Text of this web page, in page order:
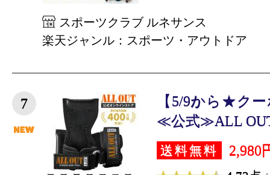
スポーツクラブ ルネサンス
楽天ジャンル：スポーツ・アウトドア
7
【5/9から★ク
≪公式≫ALL
送料無料 2,980